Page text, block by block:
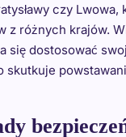
czy Lwowa,
z różnych krajów.
się dostosować
skutkuje